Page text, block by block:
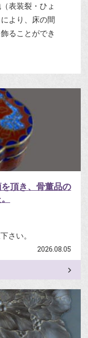
表装裂・ひょ
より、床の間
ることができ
頂き、骨董品の
さい。
2026.08.05